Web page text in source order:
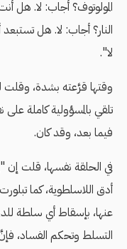
المولوتوف؟ أجاب: لا. هل
النار؟ أجاب: لا. هل
لا".
وقتها قرَّعته بشدة، وقلت
تلقي بالمسؤولية كاملة
فيما بعد، وقد كان.
في الحلقة نفسها، قلت إن
أدق اللاسلطوية، كما
عنها، بإسقاط أي سلطة
التسلط وتحكم الفساد،